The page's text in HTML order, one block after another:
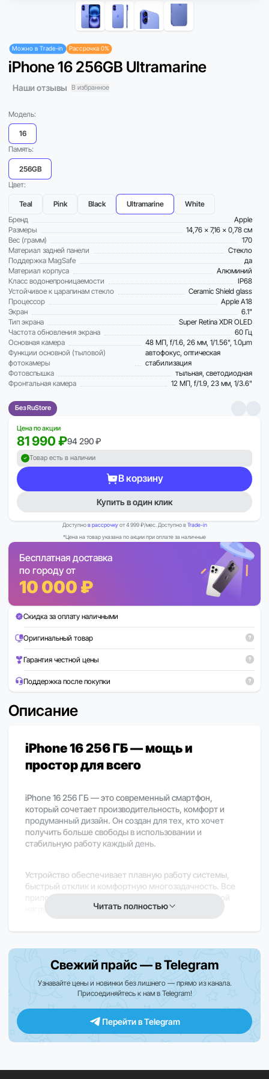
iPhone 16 256GB Ultramarine
Наши отзывы В избранное
Можно в Trade-in Рассрочка 0%
Модель:
16
Память:
256GB
Цвет:
Teal Pink Black Ultramarine
White
Бренд
Apple
Размеры
14,76 x 7,16 x 0,78 см
Вес (грамм)
170
Материал задней панели
Стекло
Поддержка MagSafe
да
Материал корпуса
Алюминий
Класс водонепроницаемости
IP68
Устойчивое к царапинам стекло
Ceramic Shield glass
Процессор
Apple A18
Экран
6.1"
Тип экрана
Super Retina XDR OLED
Частота обновления экрана
60 Гц
Основная камера
48 МП, f/1.6, 26 мм, 1/1.56", 1.0µm
Функции основной (тыловой)
фотокамеры
автофокус, оптическая
стабилизация
Фотовспышка
тыльная, светодиодная
Фронтальная камера
12 МП, f/1.9, 23 мм, 1/3.6"
Без RuStore
Цена по акции
81 990 ₽94 290 ₽
Товар есть в наличии
В корзину
Купить в один клик
Доступнов рассрочкуот 4 999 ₽/мес. Доступно вTrade-in
*Цена на товар указана по акции при оплате за наличные
Бесплатная доставка
по городу от
10 000 ₽
Скидка за оплату наличными
Оригинальный товар
Гарантия честной цены
Поддержка после покупки
Описание
iPhone 16 256 ГБ — мощь и
простор для всего
iPhone 16 256 ГБ — это современный смартфон,
который сочетает производительность, комфорт и
продуманный дизайн. Он создан для тех, кто хочет
получить больше свободы в использовании и
стабильную работу каждый день.
Устройство обеспечивает плавную работу системы,
быстрый отклик и комфортную многозадачность. Все
приложения работают стабильно даже при высокой
просмотр видео, игры и повседневное использование
максимально приятным и удобным.
Камера позволяет делать чёткие и детализированные
качества с хорошей стабилизацией. Это удобный
инструмент как для повседневной съёмки, так и для
создания контента.
Объём памяти 256 ГБ даёт большой запас
Читать полностью
Свежий прайс — в Telegram
Узнавайте цены и новинки без лишнего — прямо из канала.
Присоединяйтесь к нам в Telegram!
Перейти в Telegram